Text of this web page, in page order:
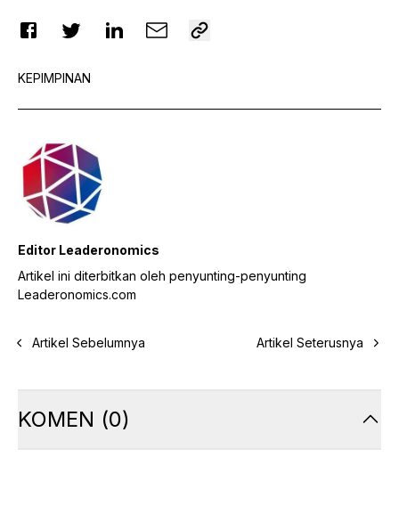
KEPIMPINAN
Editor Leaderonomics
Artikel ini diterbitkan oleh penyunting-penyunting
Leaderonomics.com
Artikel Sebelumnya Artikel Seterusnya
KOMEN (0)